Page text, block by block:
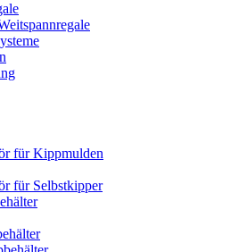
für Kippmulden
für Selbstkipper